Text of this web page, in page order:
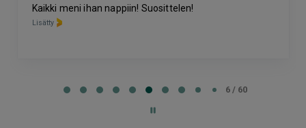
Kaikki meni ihan nappiin! Suosittelen!
Lisätty
6 / 60